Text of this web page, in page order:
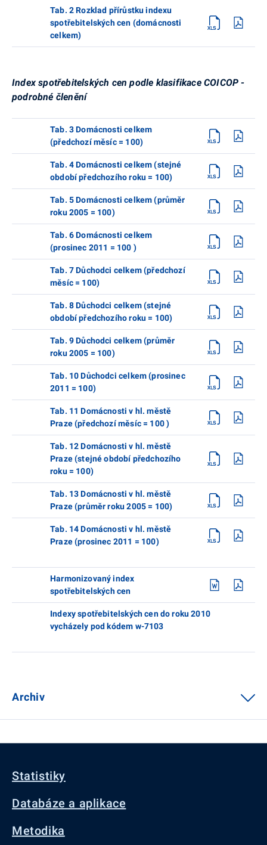
Tab. 2 Rozklad přírůstku indexu
spotřebitelských cen (domácnosti
celkem)
Index spotřebitelských cen podle klasifikace COICOP -
podrobné členění
Tab. 3 Domácnosti celkem
(předchozí měsíc = 100)
Tab. 4 Domácnosti celkem (stejné
období předchozího roku = 100)
Tab. 5 Domácnosti celkem (průměr
roku 2005 = 100)
Tab. 6 Domácnosti celkem
(prosinec 2011 = 100 )
Tab. 7 Důchodci celkem (předchozí
měsíc = 100)
Tab. 8 Důchodci celkem (stejné
období předchozího roku = 100)
Tab. 9 Důchodci celkem (průměr
roku 2005 = 100)
Tab. 10 Důchodci celkem (prosinec
2011 = 100)
Tab. 11 Domácnosti v hl. městě
Praze (předchozí měsíc = 100 )
Tab. 12 Domácnosti v hl. městě
Praze (stejné období předchozího
roku = 100)
Tab. 13 Domácnosti v hl. městě
Praze (průměr roku 2005 = 100)
Tab. 14 Domácnosti v hl. městě
Praze (prosinec 2011 = 100)
Harmonizovaný index
spotřebitelských cen
Indexy spotřebitelských cen do roku 2010
vycházely pod kódem w-7103
Archiv
Statistiky
Databáze a aplikace
Metodika